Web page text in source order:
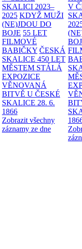
SKALICI 2023–
2025 KDYŽ MUŽI
(NE)JDOU DO
BOJE 55 LET
FILMOVÉ
BABIČKY ČESKÁ
SKALICE 450 LET
MĚSTEM STÁLÁ
EXPOZICE
VĚNOVANÁ
BITVĚ U ČESKÉ
SKALICE 28. 6.
1866
Zobrazit všechny
záznamy ze dne
V